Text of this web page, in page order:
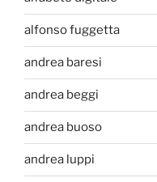
alfonso fuggetta
andrea baresi
andrea beggi
andrea buoso
andrea luppi